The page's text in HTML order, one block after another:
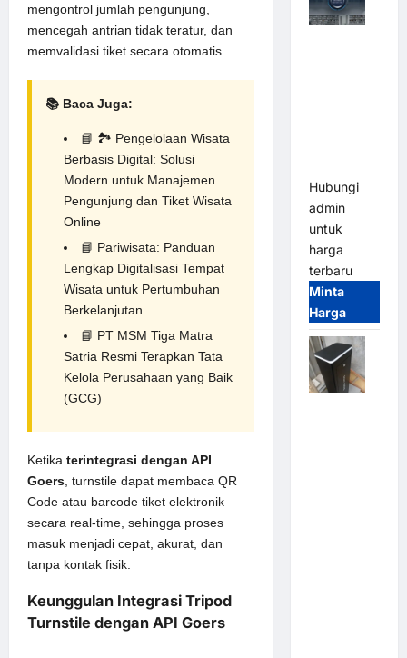
mengontrol jumlah pengunjung,
mencegah antrian tidak teratur, dan
memvalidasi tiket secara otomatis.
📚 Baca Juga:
📘 🏞️ Pengelolaan Wisata
Berbasis Digital: Solusi
Modern untuk Manajemen
Pengunjung dan Tiket Wisata
Online
📘 Pariwisata: Panduan
Lengkap Digitalisasi Tempat
Wisata untuk Pertumbuhan
Berkelanjutan
📘 PT MSM Tiga Matra
Satria Resmi Terapkan Tata
Kelola Perusahaan yang Baik
(GCG)
Ketika terintegrasi dengan API
Goers , turnstile dapat membaca QR
Code atau barcode tiket elektronik
secara real-time, sehingga proses
masuk menjadi cepat, akurat, dan
tanpa kontak fisik.
Keunggulan Integrasi Tripod
Turnstile dengan API Goers
Hubungi
admin
untuk
harga
terbaru
Minta
Harga